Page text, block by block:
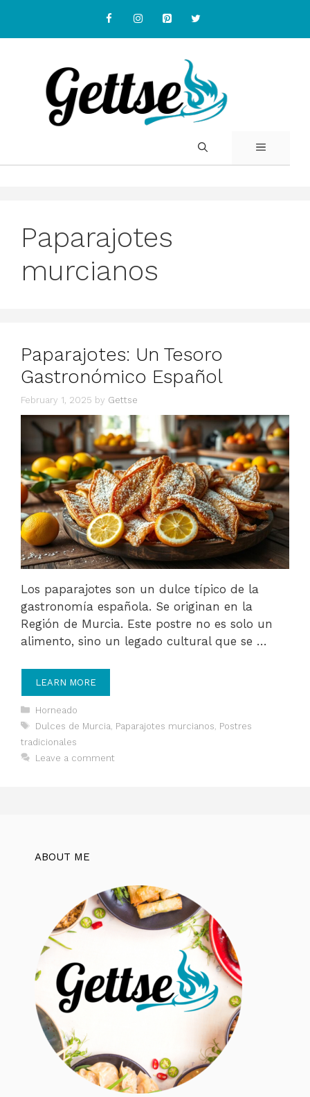
content
MENU
Paparajotes
murcianos
Paparajotes: Un Tesoro
Gastronómico Español
February 1, 2025 by Gettse
Los paparajotes son un dulce típico de la
gastronomía española. Se originan en la
Región de Murcia. Este postre no es solo un
alimento, sino un legado cultural que se …
LEARN MORE
Categories
Horneado
Tags
Dulces de Murcia Paparajotes murcianos Postres
tradicionales
Leave a comment
ABOUT ME